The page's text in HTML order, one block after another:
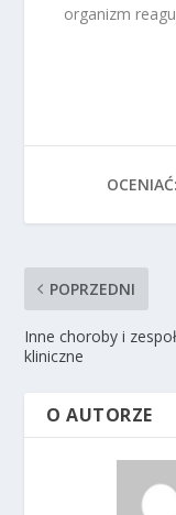
organizm
OCENIAĆ:
POPRZEDNI
Inne choroby i
kliniczne
O AUTORZE